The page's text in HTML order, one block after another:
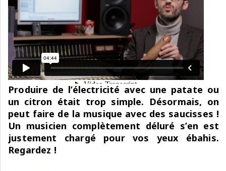
Produire de l’électricité avec une patate ou
un citron était trop simple. Désormais, on
peut faire de la musique avec des saucisses !
Un musicien complètement déluré s’en est
justement chargé pour vos yeux ébahis.
Regardez !